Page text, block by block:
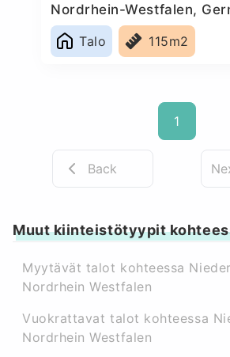
Nordrhein-Westfalen,
Talo
115m2
1
Back
Muut kiinteistötyypit
Myytävät talot kohteessa
Nordrhein Westfalen
Vuokrattavat talot kohteessa
Nordrhein Westfalen